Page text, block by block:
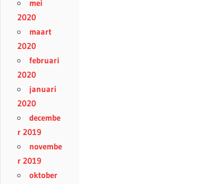
mei
2020
maart
2020
februari
2020
januari
2020
decembe
r 2019
novembe
r 2019
oktober